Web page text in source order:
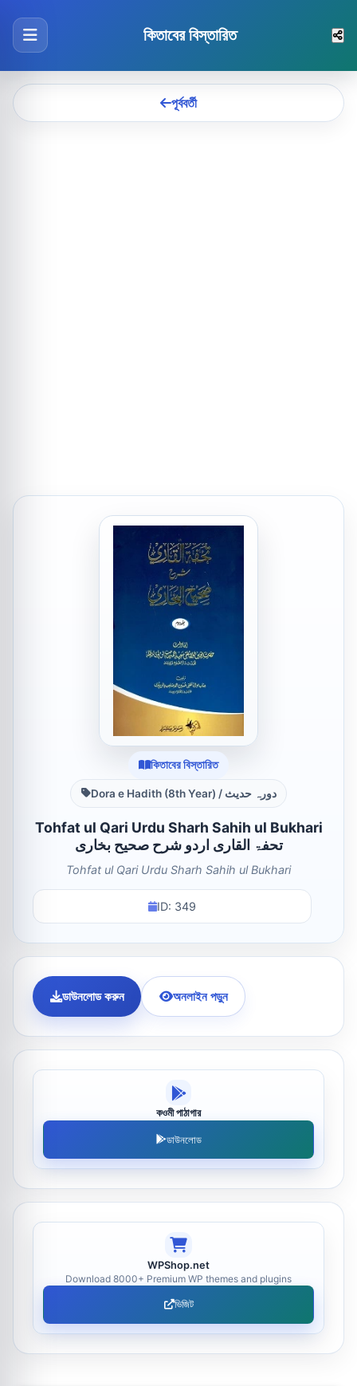
কিতাবের বিস্তারিত
পূর্ববর্তী
কিতাবের বিস্তারিত
Dora e Hadith (8th Year) / دورہ حدیث
Tohfat ul Qari Urdu Sharh Sahih ul Bukhari
تحفۃ القاری اردو شرح صحیح بخاری
Tohfat ul Qari Urdu Sharh Sahih ul Bukhari
ID: 349
ডাউনলোড করুন অনলাইন পড়ুন
কওমী পাঠাগার
ডাউনলোড
WPShop.net
Download 8000+ Premium WP themes and plugins
ভিজিট